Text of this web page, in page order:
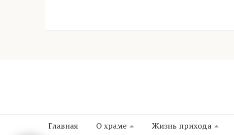
Главная О храме Жизнь прихода